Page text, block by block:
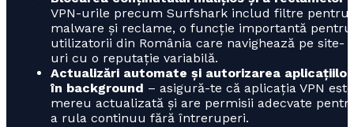
VPN-urile precum Surfshark includ filtre pentru
malware și reclame, o funcție importantă pentru
utilizatorii din România care navighează pe site-
uri cu o reputație variabilă.
Actualizări automate și autorizarea aplicațiilor
în background – asigură-te că aplicația VPN este
mereu actualizată și are permisii adecvate
a rula continuu fără întreruperi.